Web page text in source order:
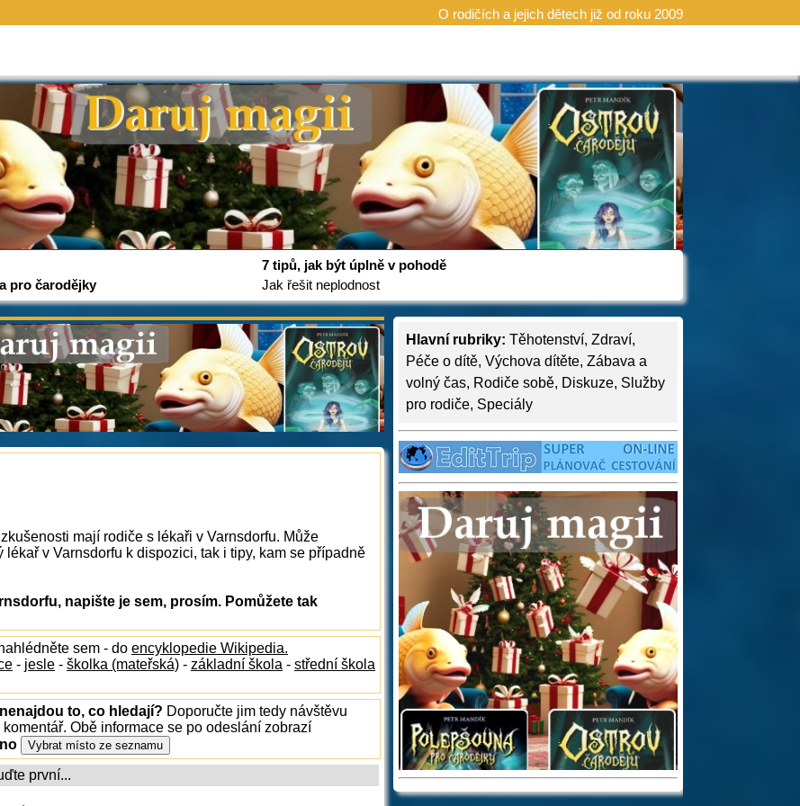
O rodičích a jejich dětech již od roku 2009
pro čarodějky
7 tipů, jak být úplně v pohodě
Jak řešit neplodnost
Hlavní rubriky: Těhotenství, Zdraví,
Péče o dítě, Výchova dítěte, Zábava a
volný čas, Rodiče sobě, Diskuze, Služby
pro rodiče, Speciály
mají rodiče s lékaři v Varnsdorfu. Může
v Varnsdorfu k dispozici, tak i tipy, kam se případně
napište je sem, prosím. Pomůžete tak
sem - do encyklopedie Wikipedia.
- jesle - školka (mateřská) - základní škola - střední škola
to, co hledají? Doporučte jim tedy návštěvu
Obě informace se po odeslání zobrazí
první...